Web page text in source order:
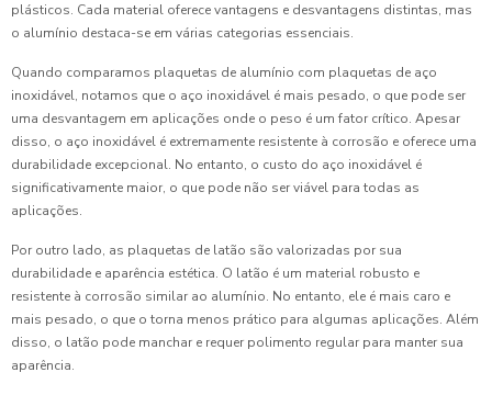
plásticos. Cada material oferece vantagens e desvantagens distintas, mas
o alumínio destaca-se em várias categorias essenciais.
Quando comparamos plaquetas de alumínio com plaquetas de aço
inoxidável, notamos que o aço inoxidável é mais pesado, o que pode ser
uma desvantagem em aplicações onde o peso é um fator crítico. Apesar
disso, o aço inoxidável é extremamente resistente à corrosão e oferece uma
durabilidade excepcional. No entanto, o custo do aço inoxidável é
significativamente maior, o que pode não ser viável para todas as
aplicações.
Por outro lado, as plaquetas de latão são valorizadas por sua
durabilidade e aparência estética. O latão é um material robusto e
resistente à corrosão similar ao alumínio. No entanto, ele é mais caro e
mais pesado, o que o torna menos prático para algumas aplicações. Além
disso, o latão pode manchar e requer polimento regular para manter sua
aparência.